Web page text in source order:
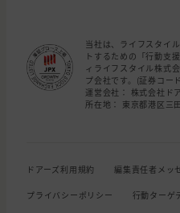
当社は、ライフスタイ
トするための「行動支
ィライフスタイル株式
プ会社です。(証券コー
運営会社： 株式会社ド
所在地： 東京都港区三
ドアーズ利用規約 編集責任者メッ
プライバシーポリシー 行動ターゲ